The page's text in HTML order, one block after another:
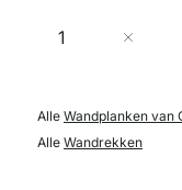
Aantal
Alle Wandplanken van
Alle Wandrekken